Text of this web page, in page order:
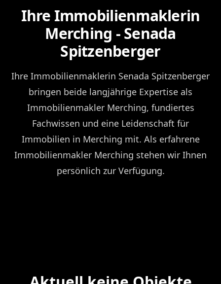
Ihre Immobilienmaklerin
Merching - Senada
Spitzenberger
Ihre Immobilienmaklerin Senada Spitzenberger
bringen beide langjährige Expertise als
Immobilienmakler Merching, fundiertes
Fachwissen und eine Leidenschaft für
Immobilien in Merching mit. Als erfahrene
Immobilienmakler Merching stehen wir Ihnen
persönlich zur Verfügung.